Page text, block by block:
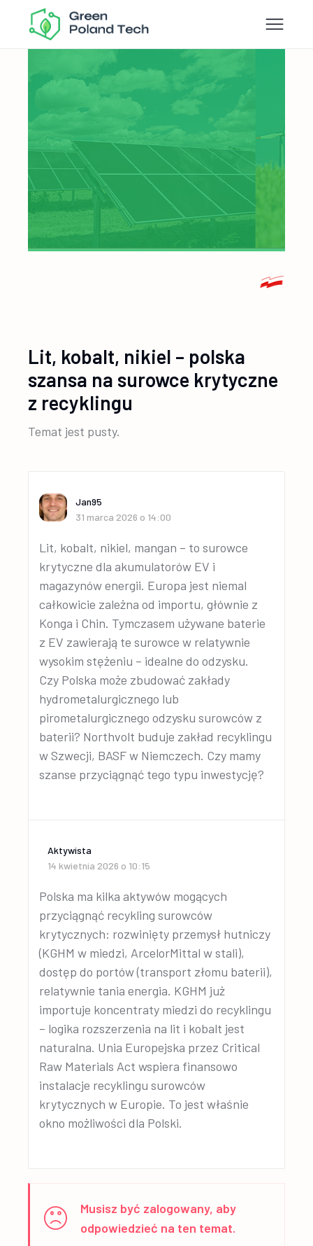
Lit, kobalt, nikiel – polska
szansa na surowce krytyczne
z recyklingu
Temat jest pusty.
Jan95
31 marca 2026 o 14:00
Lit, kobalt, nikiel, mangan – to surowce
krytyczne dla akumulatorów EV i
magazynów energii. Europa jest niemal
całkowicie zależna od importu, głównie z
Konga i Chin. Tymczasem używane baterie
z EV zawierają te surowce w relatywnie
wysokim stężeniu – idealne do odzysku.
Czy Polska może zbudować zakłady
hydrometalurgicznego lub
pirometalurgicznego odzysku surowców z
baterii? Northvolt buduje zakład recyklingu
w Szwecji, BASF w Niemczech. Czy mamy
szanse przyciągnąć tego typu inwestycję?
Aktywista
14 kwietnia 2026 o 10:15
Polska ma kilka aktywów mogących
przyciągnąć recykling surowców
krytycznych: rozwinięty przemysł hutniczy
(KGHM w miedzi, ArcelorMittal w stali),
dostęp do portów (transport złomu baterii),
relatywnie tania energia. KGHM już
importuje koncentraty miedzi do recyklingu
– logika rozszerzenia na lit i kobalt jest
naturalna. Unia Europejska przez Critical
Raw Materials Act wspiera finansowo
instalacje recyklingu surowców
krytycznych w Europie. To jest właśnie
okno możliwości dla Polski.
Musisz być zalogowany, aby
odpowiedzieć na ten temat.